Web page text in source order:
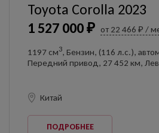
1 527 000 ₽ от 22 466 ₽ /
Toyota Corolla 2023
1197 см3, Бензин, (116 л.с.),
Передний привод, 27 452 км,
Китай
ПОДРОБНЕЕ